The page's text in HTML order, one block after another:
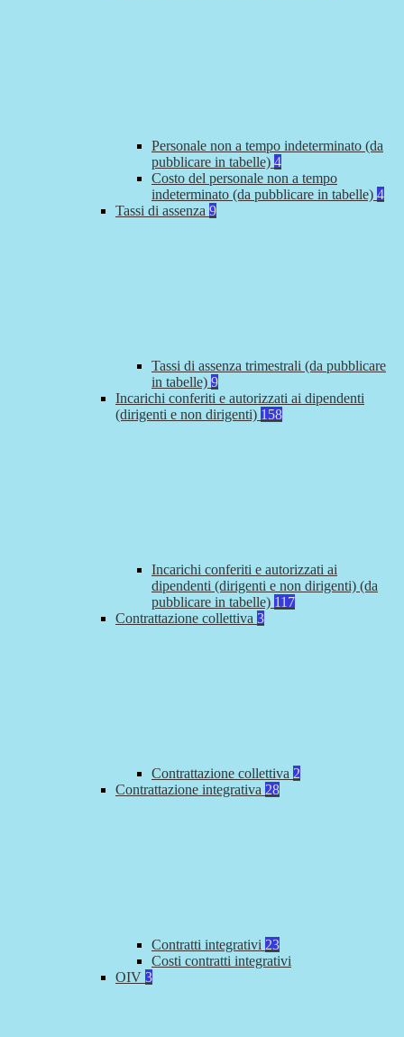
Personale non a tempo indeterminato (da
pubblicare in tabelle) 4
Costo del personale non a tempo
indeterminato (da pubblicare in tabelle) 4
Tassi di assenza 9
Tassi di assenza trimestrali (da pubblicare
in tabelle) 9
Incarichi conferiti e autorizzati ai dipendenti
(dirigenti e non dirigenti) 158
Incarichi conferiti e autorizzati ai
dipendenti (dirigenti e non dirigenti) (da
pubblicare in tabelle) 117
Contrattazione collettiva 3
Contrattazione collettiva 2
Contrattazione integrativa 28
Contratti integrativi 23
Costi contratti integrativi
OIV 3